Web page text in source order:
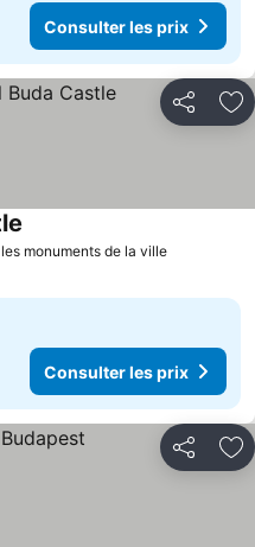
Consulter les prix
Partager
monuments de la ville
Consulter les prix
Partager